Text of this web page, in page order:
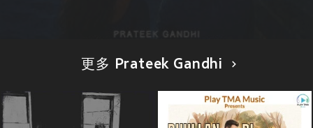
更多 Prateek Gandhi